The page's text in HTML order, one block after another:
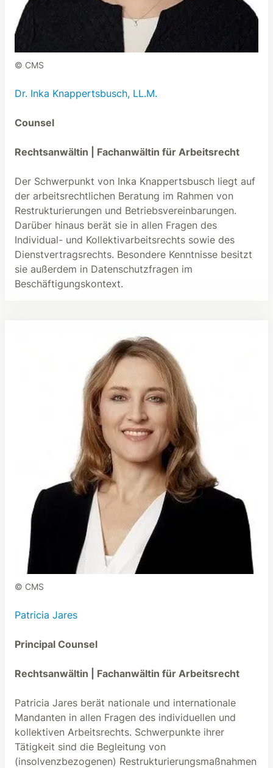
© CMS
Dr. Inka Knappertsbusch, LL.M.
Counsel
Rechtsanwältin | Fachanwältin für Arbeitsrecht
Der Schwerpunkt von Inka Knappertsbusch liegt auf
der arbeitsrechtlichen Beratung im Rahmen von
Restrukturierungen und Betriebsvereinbarungen.
Darüber hinaus berät sie in allen Fragen des
Individual- und Kollektivarbeitsrechts sowie des
Dienstvertragsrechts. Besondere Kenntnisse besitzt
sie außerdem in Datenschutzfragen im
Beschäftigungskontext.
© CMS
Patricia Jares
Principal Counsel
Rechtsanwältin | Fachanwältin für Arbeitsrecht
Patricia Jares berät nationale und internationale
Mandanten in allen Fragen des individuellen und
kollektiven Arbeitsrechts. Schwerpunkte ihrer
Tätigkeit sind die Begleitung von
(insolvenzbezogenen) Restrukturierungsmaßnahmen